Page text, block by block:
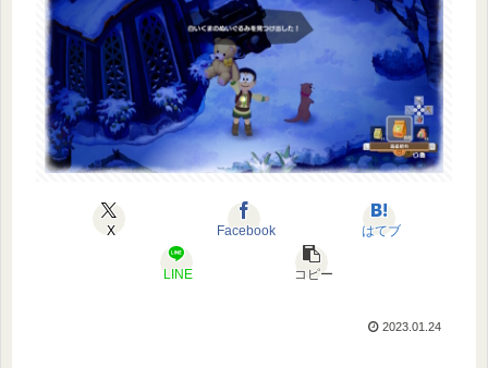
X Facebook はてブ
LINE コピー
2023.01.24